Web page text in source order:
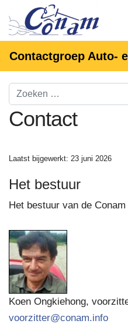
Contactgroep Auto-
Contact
Laatst bijgewerkt: 23 juni 2026
Het bestuur
Het bestuur van de
Koen Ongkiehong,
voorzitter@conam.info